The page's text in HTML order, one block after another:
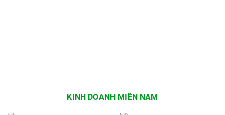
KINH DOANH MIỀN NAM